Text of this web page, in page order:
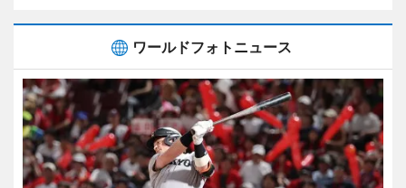
ワールドフォトニュース